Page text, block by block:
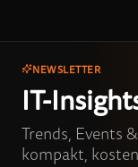
NEWSLETTER
IT-
Trends, Events
kompakt,